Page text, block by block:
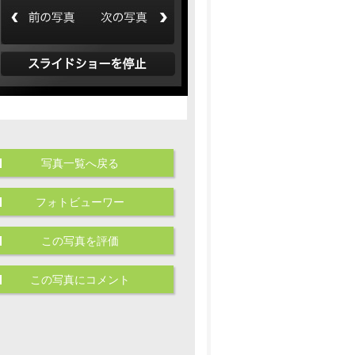
写真一覧へ戻る
フォトビューワー
この写真を評価
この写真にコメント